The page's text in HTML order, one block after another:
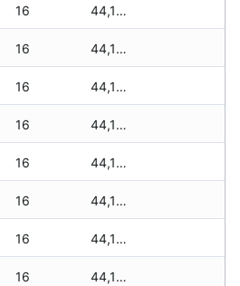
16 44,185 zł
16 44,185 zł
16 44,185 zł
16 44,145 zł
16 44,145 zł
16 44,125 zł
16 44,105 zł
16 44,105 zł